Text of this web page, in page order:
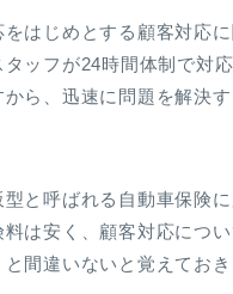
をはじめとする顧客対応
ッフが24時間体制で対
から、迅速に問題を解決
と呼ばれる自動車保険に
は安く、顧客対応につい
間違いないと覚えておき